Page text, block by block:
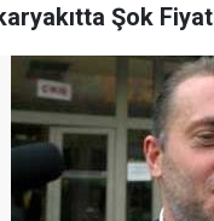
Şok Fiyat